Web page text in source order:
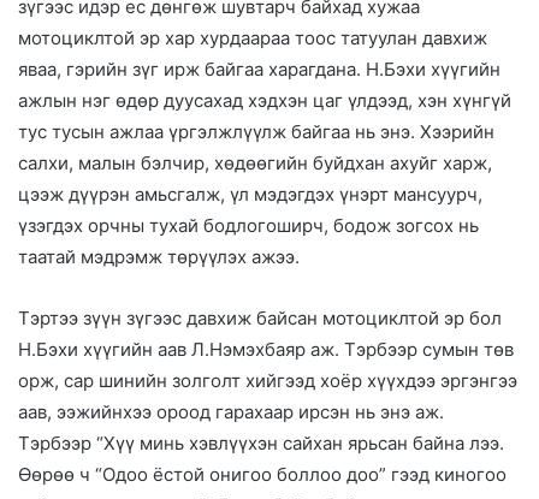
зүгээс идэр ес дөнгөж шувтарч байхад хужаа
мотоциклтой эр хар хурдаараа тоос татуулан давхиж
яваа, гэрийн зүг ирж байгаа харагдана. Н.Бэхи хүүгийн
ажлын нэг өдөр дуусахад хэдхэн цаг үлдээд, хэн хүнгүй
тус тусын ажлаа үргэлжлүүлж байгаа нь энэ. Хээрийн
салхи, малын бэлчир, хөдөөгийн буйдхан ахуйг харж,
цээж дүүрэн амьсгалж, үл мэдэгдэх үнэрт мансуурч,
үзэгдэх орчны тухай бодлогоширч, бодож зогсох нь
таатай мэдрэмж төрүүлэх ажээ.
Тэртээ зүүн зүгээс давхиж байсан мотоциклтой эр бол
Н.Бэхи хүүгийн аав Л.Нэмэхбаяр аж. Тэрбээр сумын төв
орж, сар шинийн золголт хийгээд хоёр хүүхдээ эргэнгээ
аав, ээжийнхээ ороод гарахаар ирсэн нь энэ аж.
Тэрбээр “Хүү минь хэвлүүхэн сайхан ярьсан байна лээ.
Өөрөө ч “Одоо ёстой онигоо боллоо доо” гээд киногоо